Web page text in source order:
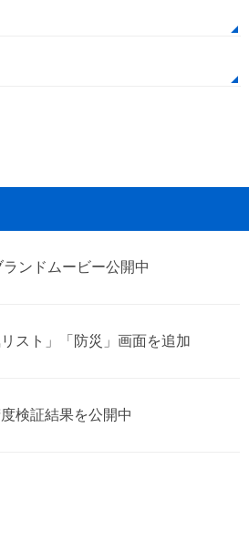
ランドムービー公開中
スト」「防災」画面を追加
検証結果を公開中